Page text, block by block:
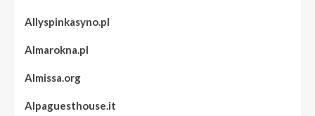
Allyspinkasyno.pl
Almarokna.pl
Almissa.org
Alpaguesthouse.it